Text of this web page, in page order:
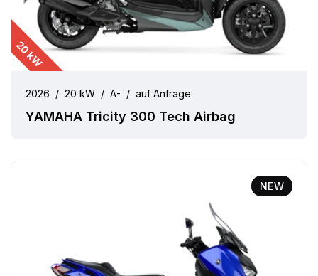
20 kW
2026 / 20 kW / A- / auf Anfrage
YAMAHA Tricity 300 Tech Airbag
NEW